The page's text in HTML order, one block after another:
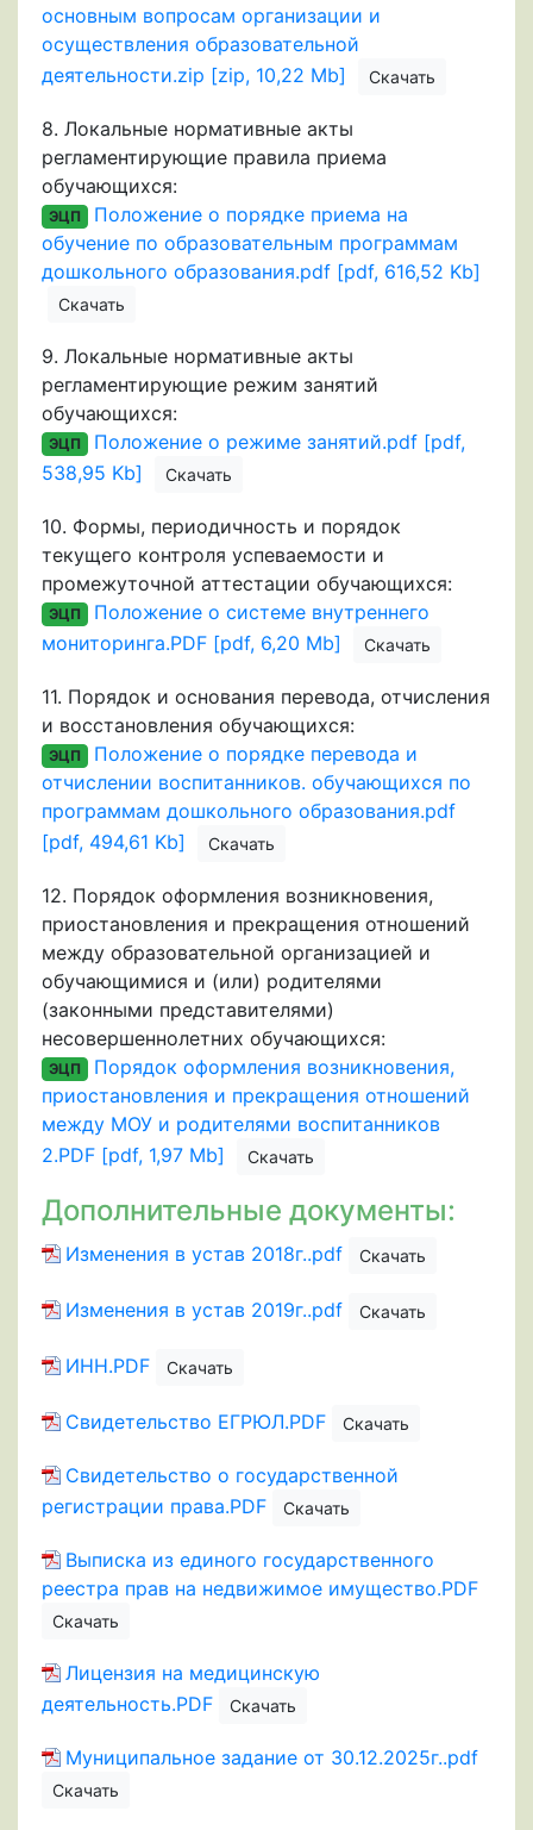
основным вопросам организации и
осуществления образовательной
деятельности.zip [zip, 10,22 Mb]
Скачать
8. Локальные нормативные акты
регламентирующие правила приема
обучающихся:
ЭЦП
Положение о порядке приема на
обучение по образовательным программам
дошкольного образования.pdf [pdf, 616,52 Kb]
Скачать
9. Локальные нормативные акты
регламентирующие режим занятий
обучающихся:
ЭЦП
Положение о режиме занятий.pdf [pdf,
538,95 Kb]
Скачать
10. Формы, периодичность и порядок
текущего контроля успеваемости и
промежуточной аттестации обучающихся:
ЭЦП
Положение о системе внутреннего
мониторинга.PDF [pdf, 6,20 Mb]
Скачать
11. Порядок и основания перевода, отчисления
и восстановления обучающихся:
ЭЦП
Положение о порядке перевода и
отчислении воспитанников. обучающихся по
программам дошкольного образования.pdf
[pdf, 494,61 Kb]
Скачать
12. Порядок оформления возникновения,
приостановления и прекращения отношений
между образовательной организацией и
обучающимися и (или) родителями
(законными представителями)
несовершеннолетних обучающихся:
ЭЦП
Порядок оформления возникновения,
приостановления и прекращения отношений
между МОУ и родителями воспитанников
2.PDF [pdf, 1,97 Mb]
Скачать
Дополнительные документы:
Изменения в устав 2018г..pdf Скачать
Изменения в устав 2019г..pdf Скачать
ИНН.PDF Скачать
Свидетельство ЕГРЮЛ.PDF Скачать
Свидетельство о государственной
регистрации права.PDF
Скачать
Выписка из единого государственного
реестра прав на недвижимое имущество.PDF
Скачать
Лицензия на медицинскую
деятельность.PDF
Скачать
Муниципальное задание от 30.12.2025г..pdf
Скачать